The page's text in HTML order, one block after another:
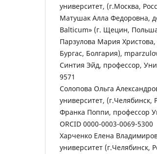
университет, (г.Москва,
Матушак Алла Федоровна,
Balticum» (г. Щецин,
Парзулова Мария
Бургас, Болгария),
Синтия Эйд, профессор,
9571
Солопова Ольга
университет,
Франка Поппи, профессор
ORCID 0000-0003-0069-5300
Харченко Елена
университет (г.Челябинск,